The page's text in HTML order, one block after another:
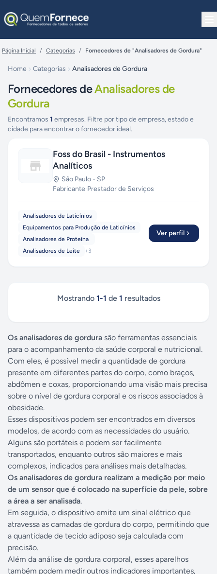
Página Inicial / Categorias / Fornecedores de "Analisadores de Gordura"
Home Categorias Analisadores de Gordura
Fornecedores deAnalisadores de
Gordura
Encontramos 1 empresas. Filtre por tipo de empresa, estado e
cidade para encontrar o fornecedor ideal.
Foss do Brasil - Instrumentos
Analíticos
São Paulo - SP
Fabricante·Prestador de Serviços
Analisadores de Laticínios
Equipamentos para Produção de Laticínios
Analisadores de Proteína
Analisadores de Leite
+3
Ver perfil
Mostrando 1-1 de 1 resultados
Os analisadores de gordura são ferramentas essenciais
para o acompanhamento da saúde corporal e nutricional.
Com eles, é possível medir a quantidade de gordura
presente em diferentes partes do corpo, como braços,
abdômen e coxas, proporcionando uma visão mais precisa
sobre o nível de gordura corporal e os riscos associados à
obesidade.
Esses dispositivos podem ser encontrados em diversos
modelos, de acordo com as necessidades do usuário.
Alguns são portáteis e podem ser facilmente
transportados, enquanto outros são maiores e mais
complexos, indicados para análises mais detalhadas.
Os analisadores de gordura realizam a medição por meio
de um sensor que é colocado na superfície da pele, sobre
a área a ser analisada.
Em seguida, o dispositivo emite um sinal elétrico que
atravessa as camadas de gordura do corpo, permitindo que
a quantidade de tecido adiposo seja calculada com
precisão.
Além da análise de gordura corporal, esses aparelhos
também podem medir outros indicadores importantes,